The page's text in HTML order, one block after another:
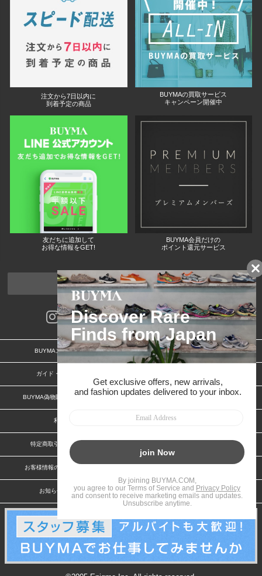
注文から7日以内に
到着予定の商品
BUYMAの買取サービス
キャンペーン開催中
友だちに追加して
お得な情報をGET!
BUYMA会員だけの
ポイント還元サービス
ページトップへ
BUYMAスタートガイド 安心への取り組み
ガイド・お問い合わせ
BUYMA偽物販売防止の取り組み BUYMA CARD
利用規約
特定商取引法に関する表記 特定商取引法に関する表記(出品者)
お客様情報の外部送信について
お知らせ(PCサイト) 会社案内